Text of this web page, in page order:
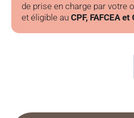
de prise en charge par votre
et éligible auCPF, FAFCEA et